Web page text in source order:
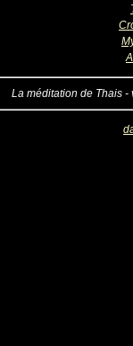
La méditation de Thais -